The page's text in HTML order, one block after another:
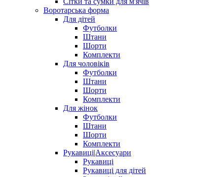
Воротарська форма
Для дітей
Футболки
Штани
Шорти
Комплекти
Для чоловіків
Футболки
Штани
Шорти
Комплекти
Для жінок
Футболки
Штани
Шорти
Комплекти
Рукавиці|Аксесуари
Рукавиці
Рукавиці для дітей